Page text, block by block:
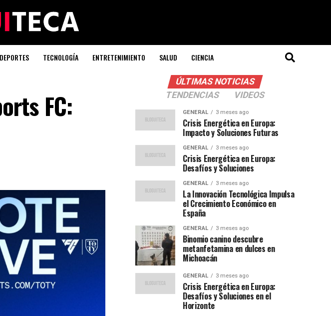
DEPORTES TECNOLOGÍA ENTRETENIMIENTO SALUD CIENCIA
FC:
ÚLTIMAS NOTICIAS
TENDENCIAS
VIDEOS
GENERAL 3 meses ago
Crisis Energética en Europa:
Impacto y Soluciones Futuras
GENERAL 3 meses ago
Crisis Energética en Europa:
Desafíos y Soluciones
GENERAL 3 meses ago
La Innovación Tecnológica Impulsa
el Crecimiento Económico en
España
GENERAL 3 meses ago
Binomio canino descubre
metanfetamina en dulces en
Michoacán
GENERAL 3 meses ago
Crisis Energética en Europa:
Desafíos y Soluciones en el
Horizonte